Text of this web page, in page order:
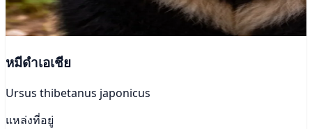
หมีดำเอเชีย
Ursus thibetanus japonicus
แหล่งที่อยู่